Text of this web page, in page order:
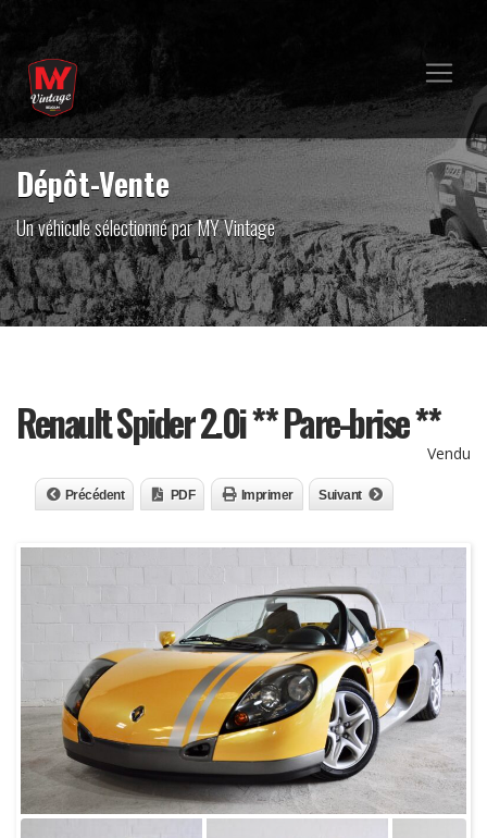
Dépôt-Vente
Un véhicule sélectionné par MY Vintage
Renault Spider 2.0i ** Pare-brise **
Vendu
Précédent PDF Imprimer Suivant